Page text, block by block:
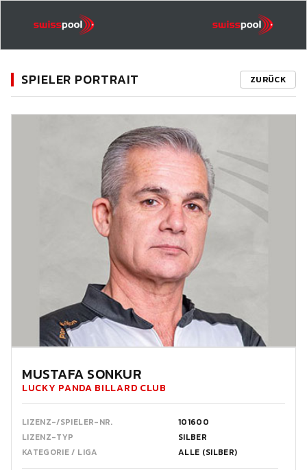
SPIELER PORTRAIT ZURÜCK
MUSTAFA SONKUR
LUCKY PANDA BILLARD CLUB
LIZENZ-/SPIELER-NR.
101600
LIZENZ-TYP
SILBER
KATEGORIE / LIGA
ALLE (SILBER)